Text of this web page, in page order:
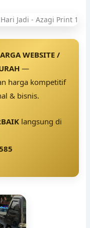
WEBSITE /
—
harga kompetitif
& bisnis.
langsung di